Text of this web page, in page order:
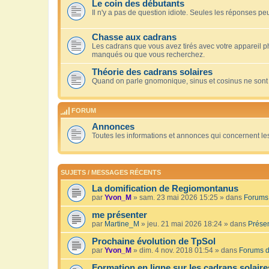
Le coin des débutants
Il n'y a pas de question idiote. Seules les réponses
Chasse aux cadrans
Les cadrans que vous avez tirés avec votre appareil
manqués ou que vous recherchez.
Théorie des cadrans solaires
Quand on parle gnomonique, sinus et cosinus ne
FORUM
Annonces
Toutes les informations et annonces qui concernent
SUJETS / MESSAGES RÉCENTS
La domification de Regiomontanus
par Yvon_M » sam. 23 mai 2026 15:25 » dans
me présenter
par Martine_M » jeu. 21 mai 2026 18:24 » dans
Prochaine évolution de TpSol
par Yvon_M » dim. 4 nov. 2018 01:54 » dans Forums